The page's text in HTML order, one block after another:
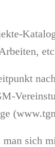
sich